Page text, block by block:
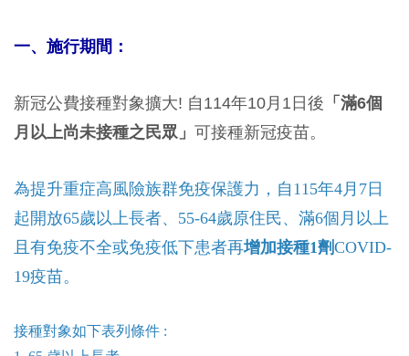
一、施行期間：
新冠公費接種對象擴大! 自114年10月1日後 「 滿6個
月以上尚未接種之民眾」 可接種新冠疫苗。
為提升重症高風險族群免疫保護力，自115年4月7日
起開放65歲以上長者、55-64歲原住民、滿6個月以上
且有免疫不全或免疫低下患者再增加接種1劑COVID-
19疫苗。
接種對象如下表列條件 :